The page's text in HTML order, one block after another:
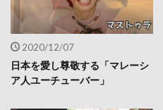
2020/12/07
日本を愛し尊敬する「マレーシ
ア人ユーチューバー」